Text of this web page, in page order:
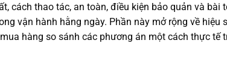
cách thao tác, an toàn, điều kiện bảo quản và bài
vận hành hằng ngày. Phần này mở rộng về hiệu
hàng so sánh các phương án một cách thực tế